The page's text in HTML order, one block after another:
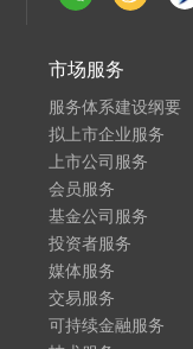
市场服务
服务体系建设纲要
拟上市企业服务
上市公司服务
会员服务
基金公司服务
投资者服务
媒体服务
交易服务
可持续金融服务